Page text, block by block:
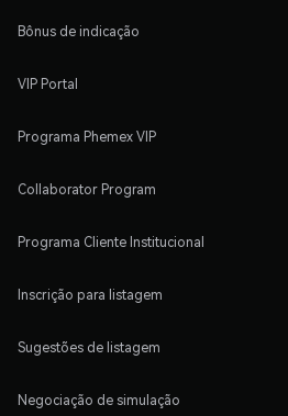
Bônus de indicação
VIP Portal
Programa Phemex VIP
Collaborator Program
Programa Cliente Institucional
Inscrição para listagem
Sugestões de listagem
Negociação de simulação